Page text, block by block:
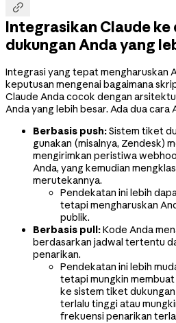

Integrasikan Claude ke
dukungan Anda yang
Integrasi yang tepat mengharuskan
keputusan mengenai bagaimana
Claude Anda cocok dengan
Anda yang lebih besar. Ada dua cara
Berbasis push:Sistem tiket
gunakan (misalnya, Zendesk)
mengirimkan peristiwa
Anda, yang kemudian
merutekannya.
Pendekatan ini lebih
tetapi mengharuskan
publik.
Berbasis pull:Kode Anda
berdasarkan jadwal tertentu
penarikan.
Pendekatan ini lebih
tetapi mungkin
ke sistem tiket
terlalu tinggi atau
frekuensi penarikan